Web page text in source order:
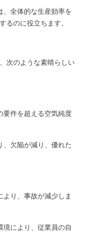
twitter
、全体的な生産効率を
るのに役立ちます。
次のような素晴らしい
要件を超える空気純度
、欠陥が減り、優れた
り、事故が減少しま
境により、従業員の自